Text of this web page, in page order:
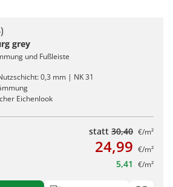
grey
und Fußleiste
0,3 mm | NK 31
Eichenlook
statt 30,40 €/m²
24,99 €/m²
5,41 €/m²